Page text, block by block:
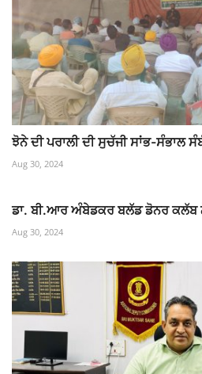
ਝੋਨੇ ਦੀ ਪਰਾਲੀ ਦੀ ਸੁਚੱਜੀ ਸਾਂਭ-ਸੰਭਾਲ
Aug 30, 2024
ਡਾ. ਬੀ.ਆਰ ਅੰਬੇਡਕਰ ਬਲੱਡ ਡੋਨਰ ਕਲੱਬ
Aug 30, 2024